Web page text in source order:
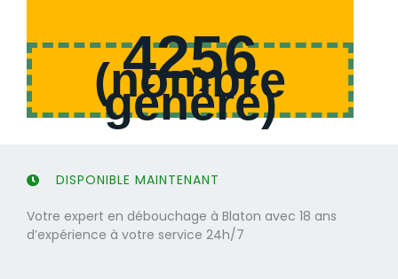
4256
(nombre
généré)
DISPONIBLE MAINTENANT
Votre expert en débouchage à Blaton avec 18 ans
d’expérience à votre service 24h/7